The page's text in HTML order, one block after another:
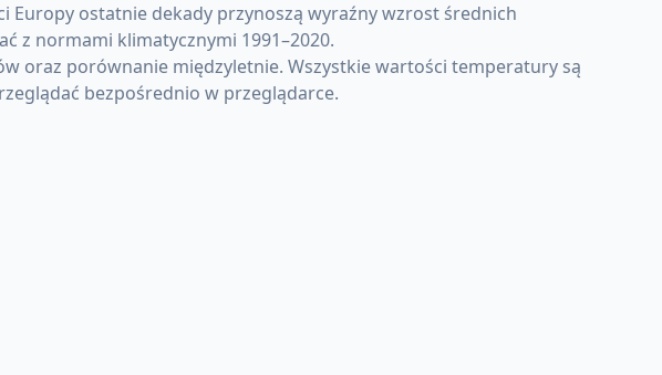
Europy ostatnie dekady przynoszą wyraźny wzrost średnich
z normami klimatycznymi 1991–2020.
oraz porównanie międzyletnie. Wszystkie wartości temperatury są
bezpośrednio w przeglądarce.